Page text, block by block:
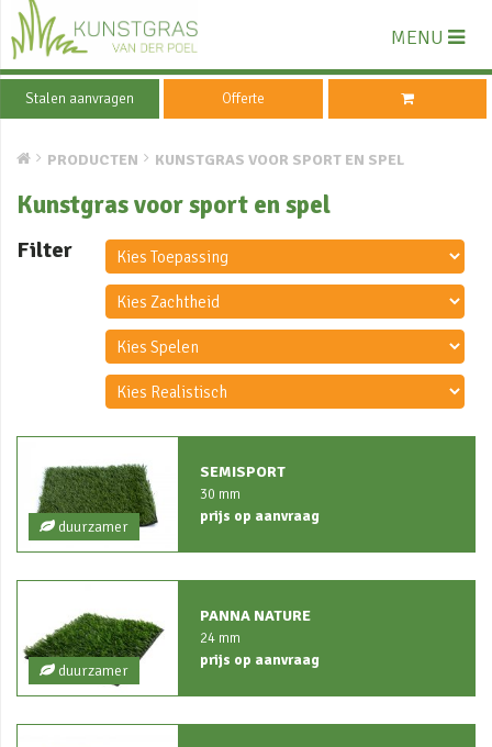
MENU
Stalen aanvragen Offerte
PRODUCTEN KUNSTGRAS VOOR SPORT EN SPEL
Kunstgras voor sport en spel
Filter
duurzamer
SEMISPORT
30 mm
prijs op aanvraag
duurzamer
PANNA NATURE
24 mm
prijs op aanvraag